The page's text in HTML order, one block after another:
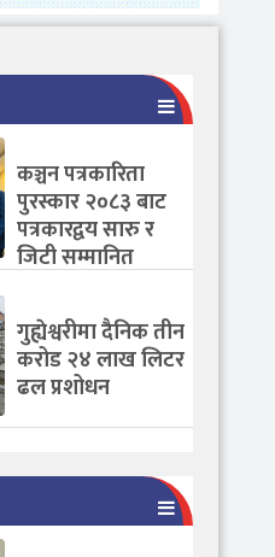
कञ्चन पत्रकारिता
पुरस्कार २०८३ बाट
पत्रकारद्वय सारु र
जिटी सम्मानित
गुह्येश्वरीमा दैनिक तीन
करोड २४ लाख लिटर
ढल प्रशोधन